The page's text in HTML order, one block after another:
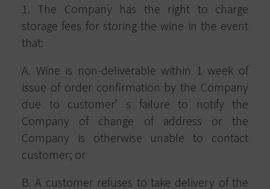
1. The Company has the right to charge
storage fees for storing the wine in the event
that:
A. Wine is non-deliverable within 1 week of
issue of order confirmation by the Company
due to customer’s failure to notify the
Company of change of address or the
Company is otherwise unable to contact
customer; or
B. A customer refuses to take delivery of the